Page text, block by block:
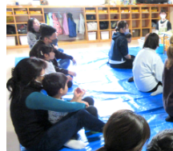
施設一覧
会社概要
お知らせ
採用情報
施設空き